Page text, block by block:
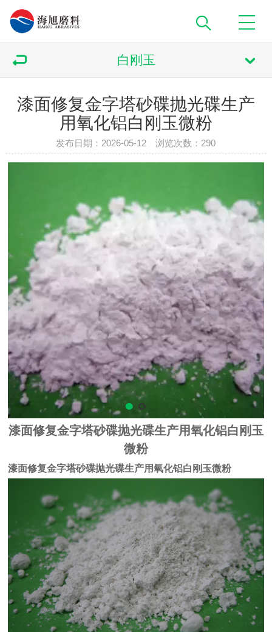
白刚玉
漆面修复金字塔砂碟抛光碟生产
用氧化铝白刚玉微粉
发布日期：2026-05-12 浏览次数： 290
漆面修复金字塔砂碟抛光碟生产用氧化铝白刚玉
微粉
漆面修复金字塔砂碟抛光碟生产用氧化铝白刚玉微粉